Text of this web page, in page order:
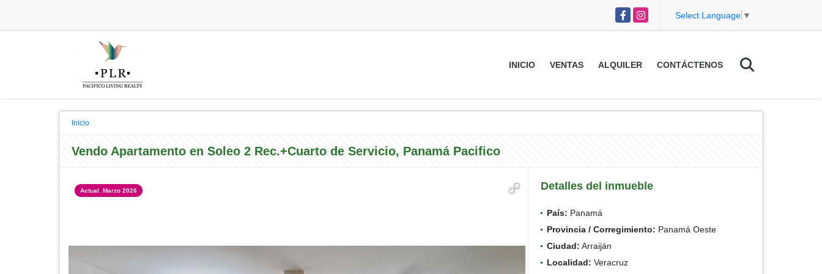
FacebookInstagram Select Language ▼
INICIO VENTAS ALQUILER CONTÁCTENOS
Inicio
Vendo Apartamento en Soleo 2 Rec.+Cuarto de Servicio, Panamá Pacifico
Actual. Marzo 2026 Detalles del inmueble
País: Panamá
Provincia / Corregimiento: Panamá Oeste
Ciudad: Arraiján
Localidad: Veracruz